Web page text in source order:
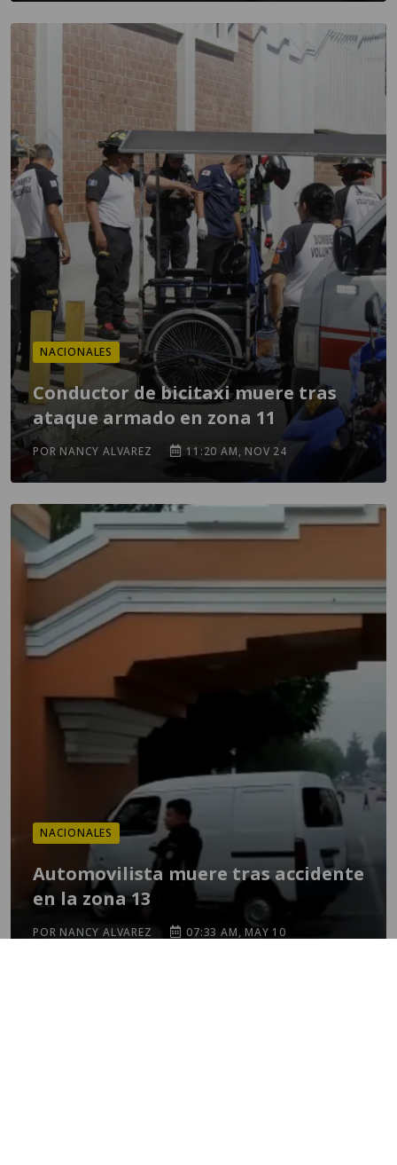
NACIONALES
Conductor de bicitaxi muere tras
ataque armado en zona 11
POR NANCY ALVAREZ 11:20 AM, NOV 24
NACIONALES
Automovilista muere tras accidente
en la zona 13
POR NANCY ALVAREZ 07:33 AM, MAY 10